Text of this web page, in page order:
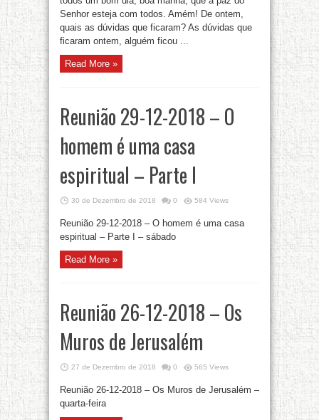
Senhor esteja com todos. Amém! De ontem,
quais as dúvidas que ficaram? As dúvidas que
ficaram ontem, alguém ficou ...
Read More »
Reunião 29-12-2018 – O
homem é uma casa
espiritual – Parte I
30 de Dezembro de 2018 0 584 Views
Reunião 29-12-2018 – O homem é uma casa
espiritual – Parte I – sábado
Read More »
Reunião 26-12-2018 – Os
Muros de Jerusalém
27 de Dezembro de 2018 0 565 Views
Reunião 26-12-2018 – Os Muros de Jerusalém –
quarta-feira